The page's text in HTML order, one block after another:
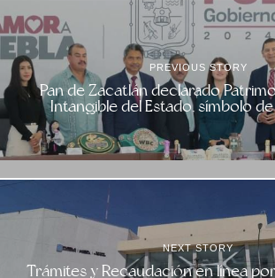
PREVIOUS STORY
Pan de Zacatlán declarado
Intangible del Estado, símbolo
NEXT STORY
Trámites y Recaudación en línea